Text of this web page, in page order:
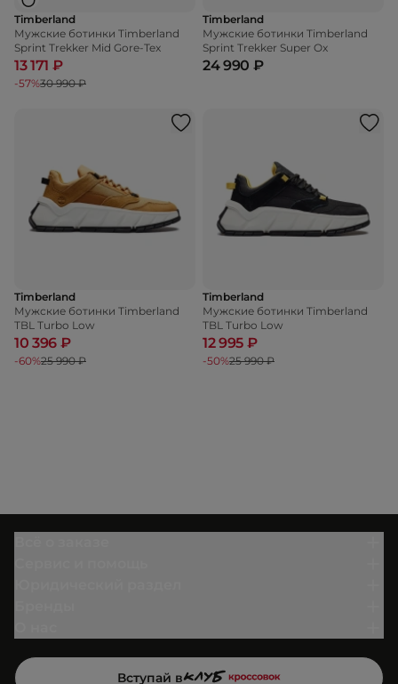
Timberland
Мужские ботинки Timberland
Sprint Trekker Mid Gore-Tex
13 171 ₽
-57%30 990 ₽
Timberland
Мужские ботинки Timberland
Sprint Trekker Super Ox
24 990 ₽
Timberland
Мужские ботинки Timberland
TBL Turbo Low
10 396 ₽
-60%25 990 ₽
Timberland
Мужские ботинки Timberland
TBL Turbo Low
12 995 ₽
-50%25 990 ₽
Вступай в